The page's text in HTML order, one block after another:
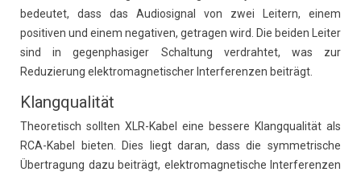
bedeutet, dass das Audiosignal von zwei Leitern, einem
positiven und einem negativen, getragen wird. Die beiden Leiter
sind in gegenphasiger Schaltung verdrahtet, was zur
Reduzierung elektromagnetischer Interferenzen beiträgt.
Klangqualität
Theoretisch sollten XLR-Kabel eine bessere Klangqualität als
RCA-Kabel bieten. Dies liegt daran, dass die symmetrische
Übertragung dazu beiträgt, elektromagnetische Interferenzen